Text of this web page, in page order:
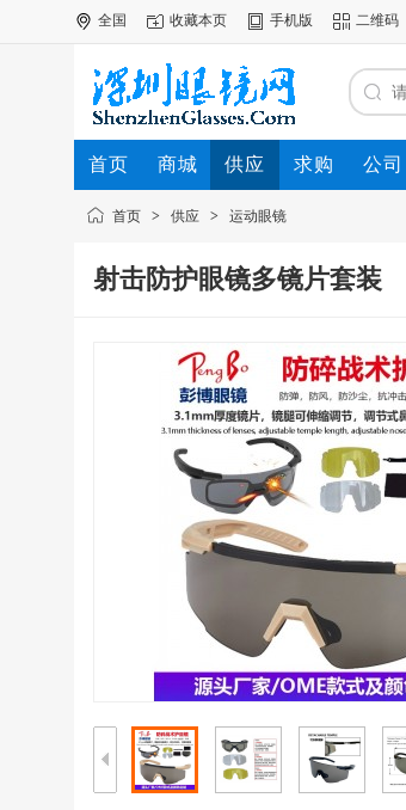
全国 收藏本页 手机版 二维码
首页 商城 供应 求购 公司
首页 > 供应 > 运动眼镜
射击防护眼镜多镜片套装